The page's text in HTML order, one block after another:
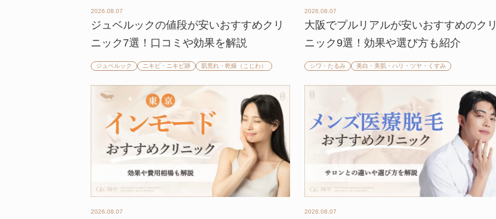
2026.08.07
ジュベルックの値段が安いおすすめクリ
ニック7選！口コミや効果を解説
ジュベルック ニキビ・ニキビ跡 肌荒れ・乾燥（こじわ）
2026.08.07
大阪でプルリアルが安いおすすめのクリ
ニック9選！効果や選び方も紹介
シワ・たるみ 美白・美肌・ハリ・ツヤ・くすみ
2026.08.07 2026.08.07